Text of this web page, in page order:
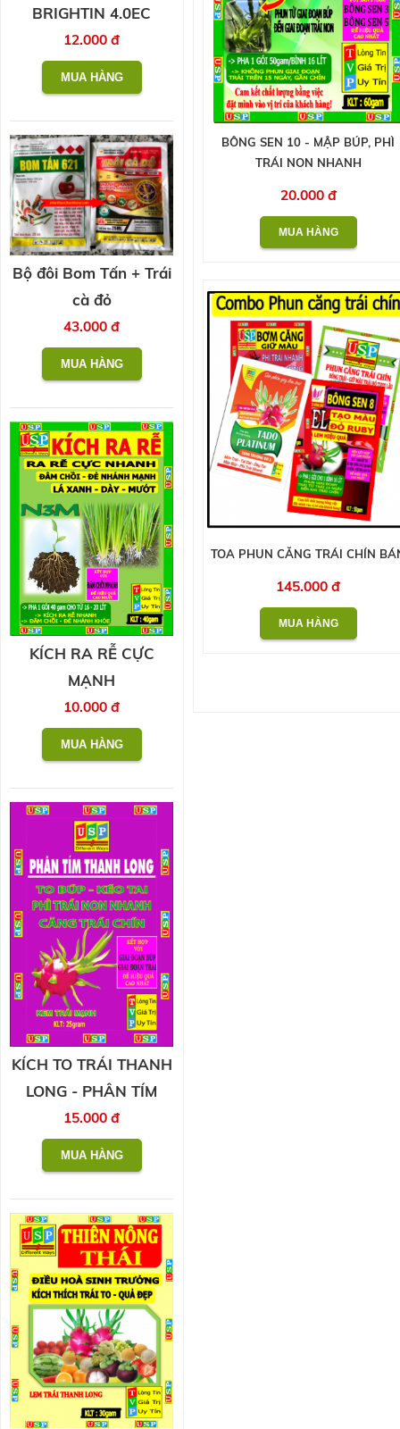
BÔNG SEN 10 - MẬP BÚP, PHÌ
TRÁI NON NHANH
20.000 đ
TOA PHUN CĂNG TRÁI CHÍN
145.000 đ
BRIGHTIN 4.0EC
12.000 đ
Bộ đôi Bom Tấn + Trái
cà đỏ
43.000 đ
KÍCH RA RỄ CỰC
MẠNH
10.000 đ
KÍCH TO TRÁI THANH
LONG - PHÂN TÍM
15.000 đ